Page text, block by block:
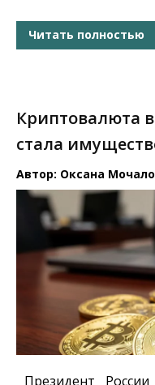
Читать полностью
Криптовалюта
стала
Автор: Оксана
Президент